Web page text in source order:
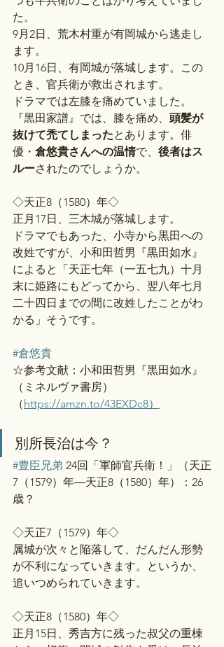
た。
9月2日、荒木村重が有岡城から逃走し
ます。
10月16日、有岡城が落城します。この
とき、官兵衛が救出されます。
ドラマでは左膝を痛めていました。
『黒田家譜』では、膝を痛め、 頭髪が
抜けて禿てしまったとあります。俳
優・ 倉悠貴さんへの温情で、 後者はス
ルーされたのでしょうか。
◇天正8（1580）年◇
正月17日、三木城が落城します。
ドラマでもあった、小寺から黒田への
改姓ですが、小和田哲男『黒田如水』
によると「天正七年（一五七九）十月
末に姫路にもどってから、翌八年七月
二十四日までの間に改姓したことがわ
かる」そうです。
#倉悠貴
☆参考文献：小和田哲男『黒田如水』
（ミネルヴァ書房）
（https://amzn.to/43EXDc8）
別所長治は今？
#豊臣兄弟 24回「軍師官兵衛！」（天正
7（1579）年―天正8（1580）年）：26
歳？
◇天正7（1579）年◇
属城が次々と陥落して、だんだん形勢
が不利になっていきます。というか、
追いつめられていきます。
◇天正8（1580）年◇
正月15日、秀吉方に残った叔父の重棟